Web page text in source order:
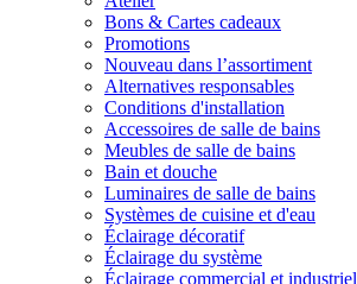
Bons & Cartes cadeaux
Promotions
Nouveau dans l’assortiment
Alternatives responsables
Conditions d'installation
Accessoires de salle de bains
Meubles de salle de bains
Bain et douche
Luminaires de salle de bains
Systèmes de cuisine et d'eau
Éclairage décoratif
Éclairage du système
Éclairage commercial et industriel